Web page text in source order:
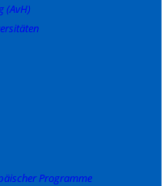
(AvH)
Programme